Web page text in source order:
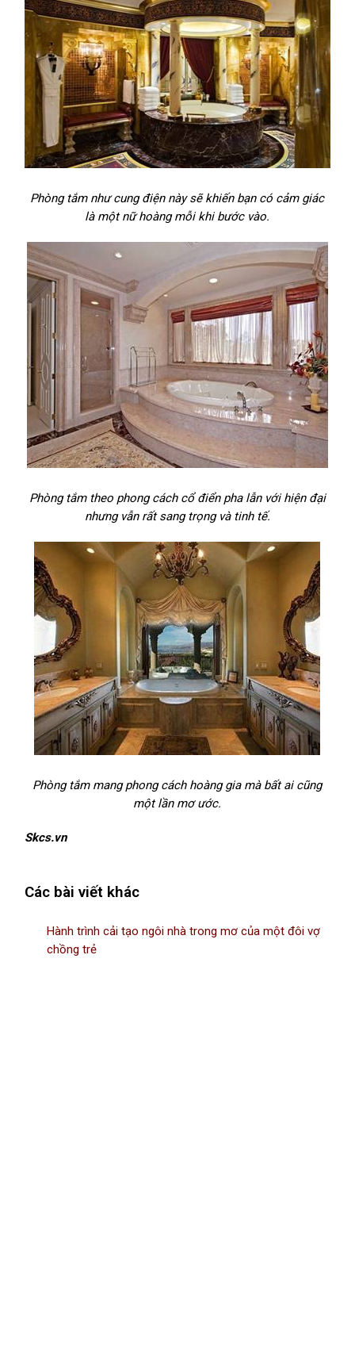
Phòng tắm như cung điện này sẽ khiến bạn có cảm giác
là một nữ hoàng mỗi khi bước vào.
Phòng tắm theo phong cách cổ điển pha lẫn với hiện đại
nhưng vẫn rất sang trọng và tinh tế.
Phòng tắm mang phong cách hoàng gia mà bất ai cũng
một lần mơ ước.
Skcs.vn
Các bài viết khác
Hành trình cải tạo ngôi nhà trong mơ của một đôi vợ
chồng trẻ